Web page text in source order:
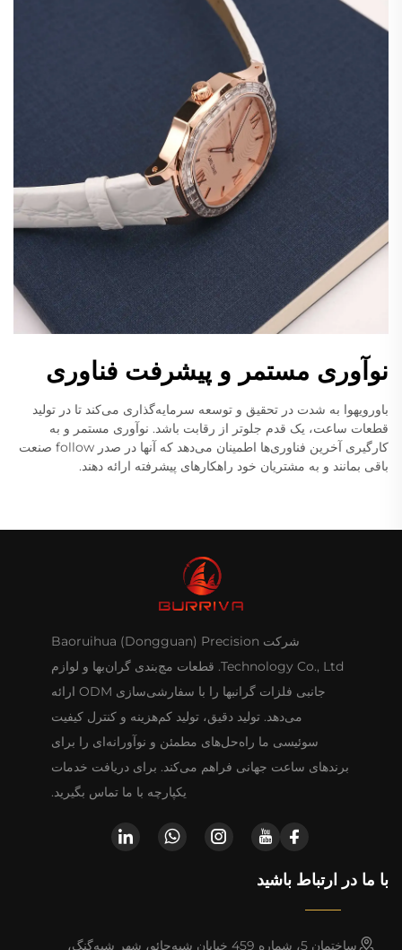
نوآوری مستمر و پیشرفت فناوری
باورویهوا به شدت در تحقیق و توسعه سرمایه‌گذاری می‌کند تا در تولید
قطعات ساعت، یک قدم جلوتر از رقابت باشد. نوآوری مستمر و به
کارگیری آخرین فناوری‌ها اطمینان می‌دهد که آنها در صدر follow صنعت
باقی بمانند و به مشتریان خود راهکارهای پیشرفته ارائه دهند.
شرکت Baoruihua (Dongguan) Precision
Technology Co., Ltd. قطعات مچ‌بندی گران‌بها و لوازم
جانبی فلزات گرانبها را با سفارشی‌سازی ODM ارائه
می‌دهد. تولید دقیق، تولید کم‌هزینه و کنترل کیفیت
سوئیسی ما راه‌حل‌های مطمئن و نوآورانه‌ای را برای
برندهای ساعت جهانی فراهم می‌کند. برای دریافت خدمات
یکپارچه با ما تماس بگیرید.
با ما در ارتباط باشید
ساختمان 5، شماره 459 خیابان شیه‌چائو، شهر شیه‌گنگ،